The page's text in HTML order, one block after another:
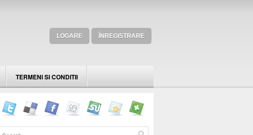
LOGARE ÎNREGISTRARE
TERMENI SI CONDITII